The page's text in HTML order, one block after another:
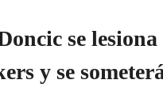
se
y se